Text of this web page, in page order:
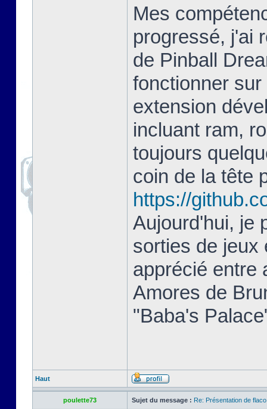
Mes
progressé, j'ai
de Pinball
fonctionner
extension
incluant ram,
toujours
coin de la tête
https://
Aujourd'hui, je
sorties de jeux
apprécié entre
Amores de
"Baba's
Haut
poulette73 Sujet du message : Re: Présentation de flaco